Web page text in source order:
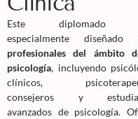
Este diplomado
especialmente diseñado
profesionales del ámbito
psicología, incluyendo
clínicos,
consejeros y
avanzados de psicología.